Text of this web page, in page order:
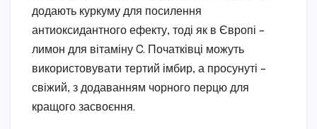
додають куркуму для посилення
антиоксидантного ефекту, тоді як в Європі –
лимон для вітаміну C. Початківці можуть
використовувати тертий імбир, а просунуті –
свіжий, з додаванням чорного перцю для
кращого засвоєння.